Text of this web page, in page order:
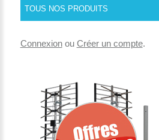
TOUS NOS PRODUITS
Connexionou Créer un compte.